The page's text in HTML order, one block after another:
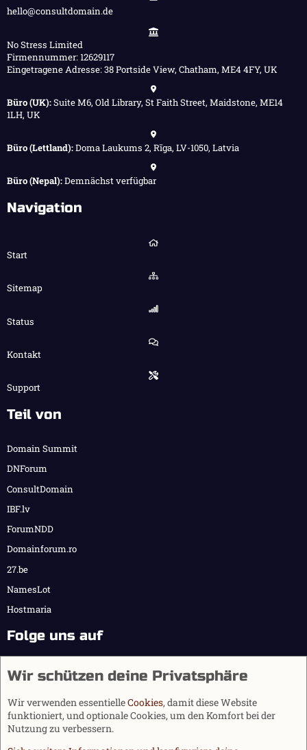
hello@consultdomain.de
No Stress Limited
Firmennummer: 12629117
Eingetragene Adresse: 38 Portside View, Chatham, ME4 4FY, UK
Büro (UK):Suite M6, Old Library, St Faith Street, Maidstone, ME14
1LH, UK
Büro (Lettland):Doma Laukums 2, Rīga, LV-1050, Latvia
Büro (Nepal):Demnächst verfügbar
Navigation
Start
Sitemap
Status
Kontakt
Support
Teil von
Domain Summit
DNForum
ConsultDomain
IBF.lv
ForumNDD
Domainforum.ro
27.be
NamesLot
Hostmaria
Folge uns auf
Wir schützen deine Privatsphäre
Wir verwenden essentielleCookies, damit diese Website
funktioniert, und optionale Cookies, um den Komfort bei der
Nutzung zu verbessern.